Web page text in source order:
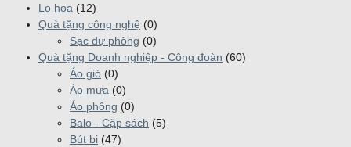
Lọ hoa (12)
Quà tặng công nghệ (0)
Sạc dự phòng (0)
Quà tặng Doanh nghiệp - Công đoàn (60)
Áo gió (0)
Áo mưa (0)
Áo phông (0)
Balo - Cặp sách (5)
Bút bi (47)